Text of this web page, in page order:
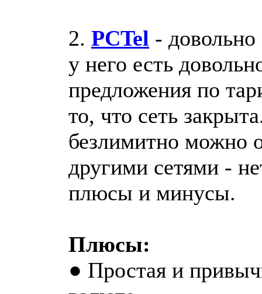
2. PCTel -
у него есть
предложения по
то, что сеть
безлимитно можно
другими сетями -
плюсы и минусы.
Плюсы:
● Простая и